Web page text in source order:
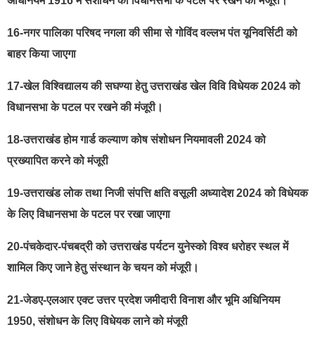
16-नगर पालिका परिषद नगला की सीमा से गोविंद वल्लभ पंत यूनिवर्सिटी को
बाहर किया जाएगा
17-खेल विश्विद्यालय की सघण्या हेतु उत्तराखंड खेल विवि विधेयक 2024 को
विधानसभा के पटल पर रखने की मंजूरी।
18-उत्तराखंड होम गार्ड कल्याण कोष संशोधन नियमावली 2024 को
प्रख्यापित करने को मंजूरी
19-उत्तराखंड लोक तथा निजी संपत्ति क्षति वसूली अध्यादेश 2024 को विधेयक
के लिए विधानसभा के पटल पर रखा जाएगा
20-पंचकेदार-पंचबद्री को उत्तराखंड पर्यटन युनेस्को विश्व धरोहर स्थल में
शामिल किए जाने हेतु संस्थान के चयन को मंजूरी।
21-जेडए-एलआर एक्ट उत्तर प्रदेश जमीदारी विनाश और भूमि अधिनियम
1950, संशोधन के लिए विधेयक लाने को मंजूरी